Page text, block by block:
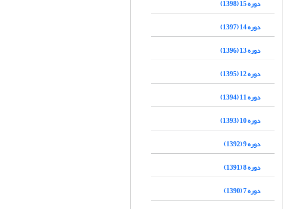
دوره 15 (1398)
دوره 14 (1397)
دوره 13 (1396)
دوره 12 (1395)
دوره 11 (1394)
دوره 10 (1393)
دوره 9 (1392)
دوره 8 (1391)
دوره 7 (1390)